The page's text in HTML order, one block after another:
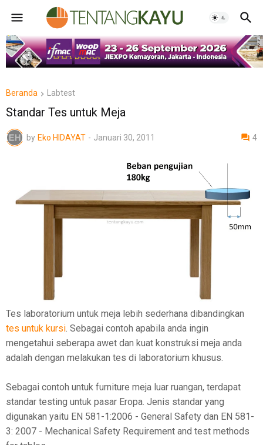
Beranda Labtest
Standar Tes untuk Meja
by Eko HIDAYAT - Januari 30, 2011 4
Tes laboratorium untuk meja lebih sederhana dibandingkan
tes untuk kursi. Sebagai contoh apabila anda ingin
mengetahui seberapa awet dan kuat konstruksi meja anda
adalah dengan melakukan tes di laboratorium khusus.
Sebagai contoh untuk furniture meja luar ruangan, terdapat
standar testing untuk pasar Eropa. Jenis standar yang
digunakan yaitu EN 581-1:2006 - General Safety dan EN 581-
3: 2007 - Mechanical Safety Requirement and test methods